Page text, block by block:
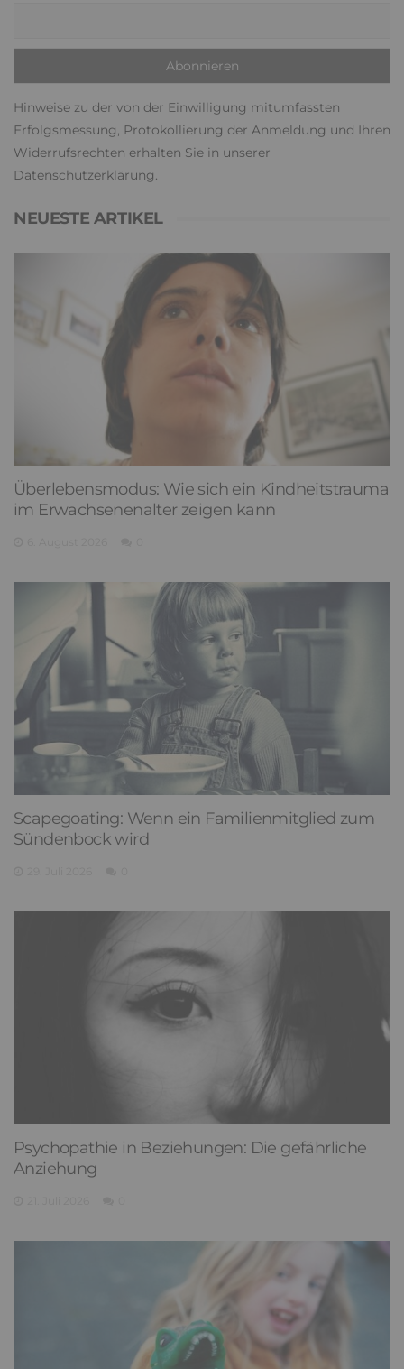
Hinweise zu der von der Einwilligung mitumfassten
Erfolgsmessung, Protokollierung der Anmeldung und Ihren
Widerrufsrechten erhalten Sie in unserer
Datenschutzerklärung.
NEUESTE ARTIKEL
Überlebensmodus: Wie sich ein Kindheitstrauma
im Erwachsenenalter zeigen kann
Scapegoating: Wenn ein Familienmitglied zum
Sündenbock wird
Psychopathie in Beziehungen: Die gefährliche
Anziehung